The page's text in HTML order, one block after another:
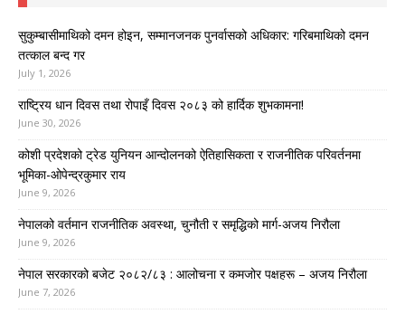
सुकुम्बासीमाथिको दमन होइन, सम्मानजनक पुनर्वासको अधिकार: गरिबमाथिको दमन
तत्काल बन्द गर
July 1, 2026
राष्ट्रिय धान दिवस तथा रोपाइँ दिवस २०८३ को हार्दिक शुभकामना!
June 30, 2026
कोशी प्रदेशको ट्रेड युनियन आन्दोलनको ऐतिहासिकता र राजनीतिक परिवर्तनमा
भूमिका-ओपेन्द्रकुमार राय
June 9, 2026
नेपालको वर्तमान राजनीतिक अवस्था, चुनौती र समृद्धिको मार्ग-अजय निरौला
June 9, 2026
नेपाल सरकारको बजेट २०८२/८३ : आलोचना र कमजोर पक्षहरू – अजय निरौला
June 7, 2026